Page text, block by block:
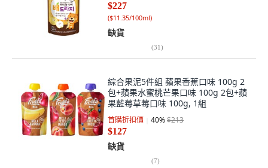
$227
($11.35/100ml)
缺貨
(31)
綜合果泥5件組 蘋果香蕉口味 100g 2
包+蘋果水蜜桃芒果口味 100g 2包+蘋
果藍莓草莓口味 100g, 1組
首購折扣價 40%$213
$127
缺貨
(7)